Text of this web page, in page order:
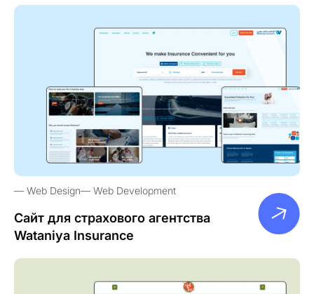
Web Design Web Development
Сайт для страхового агентства
Wataniya Insurance